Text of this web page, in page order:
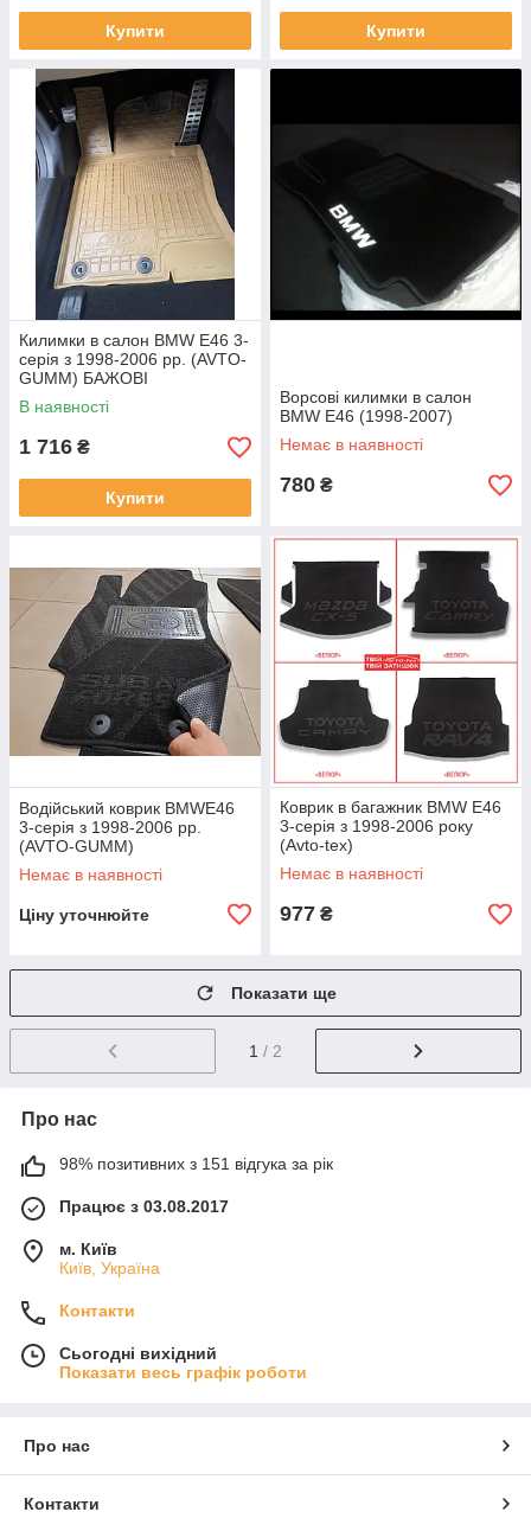
Купити Купити
Килимки в салон BMW E46 3-
серія з 1998-2006 рр. (AVTO-
GUMM) БАЖОВІ
В наявності
1 716 ₴
Купити
Ворсові килимки в салон
BMW E46 (1998-2007)
Немає в наявності
780 ₴
Водійський коврик BMWE46
3-серія з 1998-2006 рр.
(AVTO-GUMM)
Немає в наявності
Ціну уточнюйте
Коврик в багажник BMW E46
3-серія з 1998-2006 року
(Avto-tex)
Немає в наявності
977 ₴
Показати ще
1 / 2
Про нас
98% позитивних з 151 відгука за рік
Працює з 03.08.2017
м. Київ
Київ, Україна
Контакти
Сьогодні вихідний
Показати весь графік роботи
Про нас
Контакти